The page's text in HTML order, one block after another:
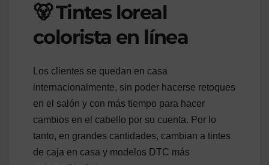
🐻 Tintes loreal
colorista en línea
Los clientes se quedan en casa
internacionalmente, sin poder hacerse retoques
en el salón y con más tiempo para hacer
cambios en el cabello por su cuenta. Por lo
tanto, en grandes cantidades, cambian a tintes
de caja en casa y modelos DTC más